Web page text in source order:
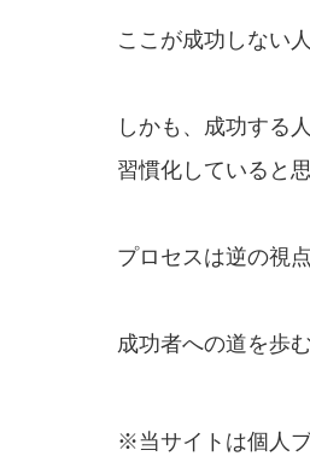
ここが成功しない
しかも、成功する
習慣化していると
プロセスは逆の視
成功者への道を歩
※当サイトは個人